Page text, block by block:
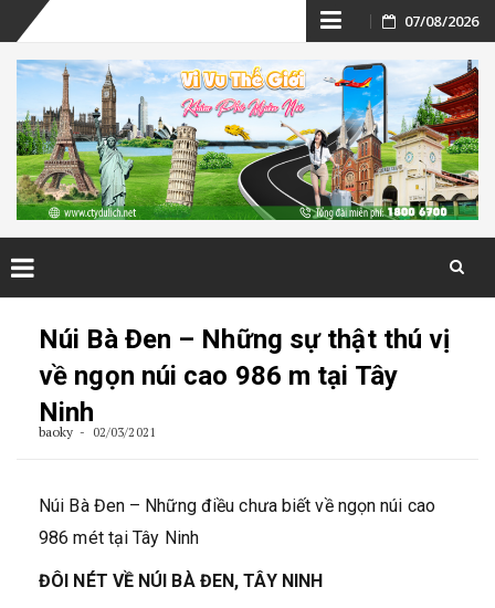
Skip
to
content
07/08/2026
content
Núi Bà Đen – Những sự thật thú vị
về ngọn núi cao 986 m tại Tây
Ninh
baoky 02/03/2021
Núi Bà Đen – Những điều chưa biết về ngọn núi cao
986 mét tại Tây Ninh
ĐÔI NÉT VỀ NÚI BÀ ĐEN, TÂY NINH